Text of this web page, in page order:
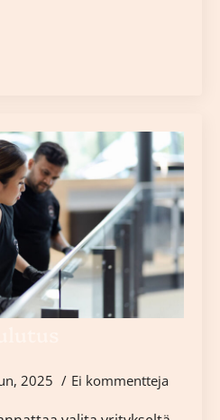
2025 Ei kommentteja